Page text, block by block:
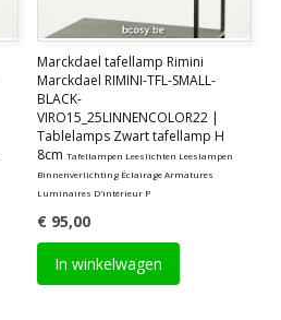
Marckdael tafellamp Rimini
Marckdael RIMINI-TFL-SMALL-
BLACK-
VIRO15_25LINNENCOLOR22 |
Tablelamps Zwart tafellamp H
8cm Tafellampen Leeslichten Leeslampen
Binnenverlichting Éclairage Armatures
Luminaires D'intérieur P
€ 95,00
In winkelwagen